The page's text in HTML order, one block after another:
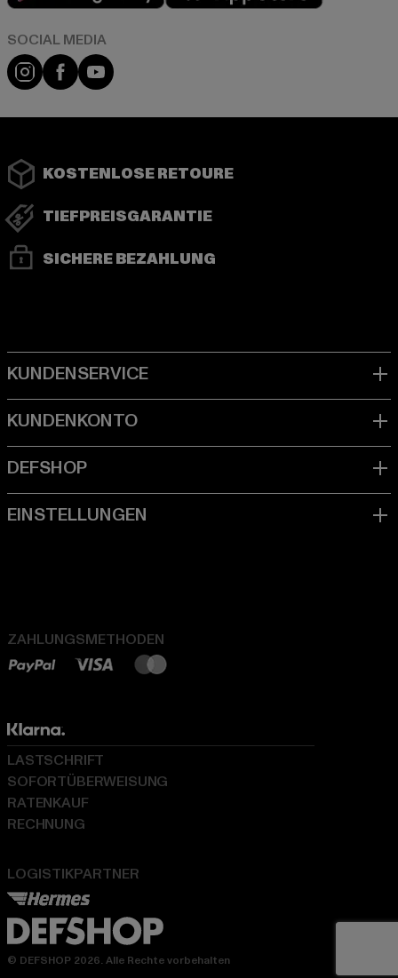
Instagram
FacebookYouTube
KOSTENLOSE RETOURE
TIEFPREISGARANTIE
SICHERE BEZAHLUNG
ZAHLUNGSMETHODEN
LOGISTIKPARTNER
LASTSCHRIFT
SOFORTÜBERWEISUNG
RATENKAUF
RECHNUNG
© DEFSHOP 2026. Alle Rechte vorbehalten